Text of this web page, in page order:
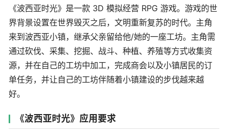
《波西亚时光》是一款 3D 模拟经营 RPG 游戏。游戏的世
界背景设置在世界毁灭之后，文明重新复苏的时代。主角
来到波西亚小镇，继承父亲留给他/她的一座工坊。主角需
通过砍伐、采集、挖掘、战斗、种植、养殖等方式收集资
源，并在自己的工坊中加工，完成商会以及小镇居民的订
单任务，并让自己的工坊伴随着小镇建设的步伐越来越
好。
《波西亚时光》应用要求